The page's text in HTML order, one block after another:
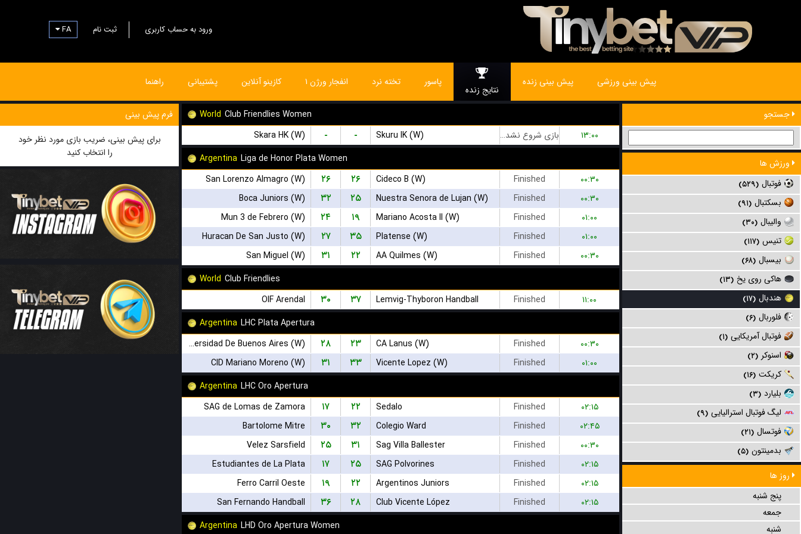
ورود به حساب کاربری ثبت نام FA
پیش بینی ورزشی پیش بینی زنده
نتایج زنده
پاسور تخته نرد انفجار ورژن ۱ کازینو آنلاین پشتیبانی راهنما
جستجو
ورزش ها
فوتبال (۵۲۹)
بسکتبال (۹۱)
والیبال (۳۰)
تنیس (۱۱۷)
بیسبال (۶۸)
هاکی روی یخ (۱۳)
هندبال (۱۷)
فلوربال (۶)
فوتبال آمریکایی (۱)
اسنوکر (۲)
کریکت (۱۶)
بلیارد (۳)
لیگ فوتبال استرالیایی (۹)
فوتسال (۲۱)
بدمینتون (۵)
روز ها
پنج شنبه
جمعه
شنبه
World Club Friendlies Women
Skara HK (W)
- - Skuru IK (W) بازی شروع نشده است
۱۳:۰۰
Argentina Liga de Honor Plata Women
San Lorenzo Almagro (W)
۲۶ ۲۶ Cideco B (W) Finished
۰۰:۳۰
Boca Juniors (W)
۳۲ ۲۵ Nuestra Senora de Lujan (W) Finished
۰۰:۳۰
Mun 3 de Febrero (W)
۲۴ ۱۹ Mariano Acosta II (W) Finished
۰۱:۰۰
Huracan De San Justo (W)
۲۷ ۳۵ Platense (W) Finished
۰۱:۰۰
San Miguel (W)
۳۱ ۲۲ AA Quilmes (W) Finished
۰۰:۳۰
World Club Friendlies
OIF Arendal
۳۰ ۳۷ Lemvig-Thyboron Handball Finished
۱۱:۰۰
Argentina LHC Plata Apertura
Universidad De Buenos Aires (W)
۲۸ ۲۳ CA Lanus (W) Finished
۰۰:۳۰
CID Mariano Moreno (W)
۳۱ ۳۳ Vicente Lopez (W) Finished
۰۱:۰۰
Argentina LHC Oro Apertura
SAG de Lomas de Zamora
۱۷ ۲۲ Sedalo Finished
۰۲:۱۵
Bartolome Mitre
۳۰ ۳۲ Colegio Ward Finished
۰۲:۴۵
Velez Sarsfield
۲۵ ۳۱ Sag Villa Ballester Finished
۰۰:۳۰
Estudiantes de La Plata
۱۷ ۲۵ SAG Polvorines Finished
۰۲:۱۵
Ferro Carril Oeste
۱۹ ۲۲ Argentinos Juniors Finished
۰۲:۱۵
San Fernando Handball
۳۶ ۲۸ Club Vicente López Finished
۰۲:۱۵
Argentina LHD Oro Apertura Women
فرم پیش بینی
برای پیش بینی، ضریب بازی مورد نظر خود
را انتخاب کنید